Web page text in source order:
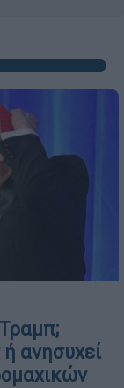
ανησυχεί